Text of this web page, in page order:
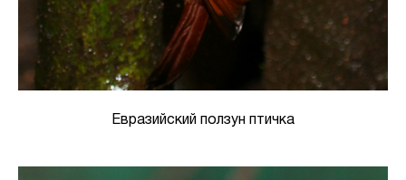
Евразийский ползун птичка